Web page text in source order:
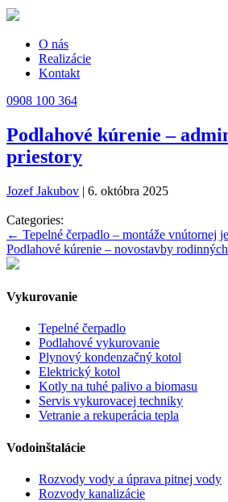
O nás
Realizácie
Kontakt
0908 100 364
Podlahové kúrenie –
priestory
Jozef Jakubov | 6. októbra 2025
Categories:
Navigácia
v
← Tepelné čerpadlo – montáže vnútornej
Podlahové kúrenie – novostavby
Vykurovanie
Tepelné čerpadlo
Podlahové vykurovanie
Plynový kondenzačný kotol
Elektrický kotol
Kotly na tuhé palivo a biomasu
Servis vykurovacej techniky
Vetranie a rekuperácia tepla
Vodoinštalácie
Rozvody vody a úprava pitnej vody
Rozvody kanalizácie